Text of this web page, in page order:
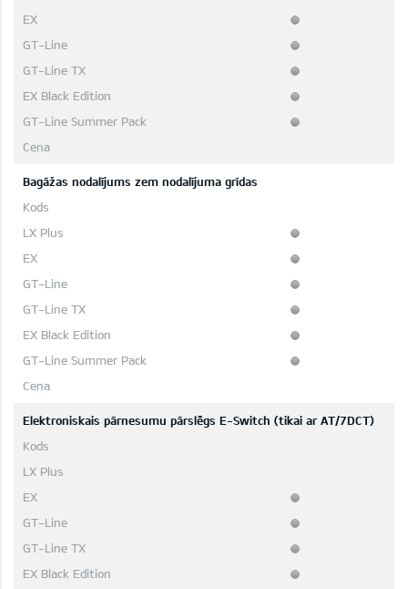
Bagāžas nodalījums zem nodalījuma grīdas
Elektroniskais pārnesumu pārslēgs E-Switch (tikai ar AT/7DCT)